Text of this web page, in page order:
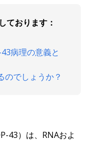
ております：
病理の意義と
のでしょうか？
43）は、RNAおよ